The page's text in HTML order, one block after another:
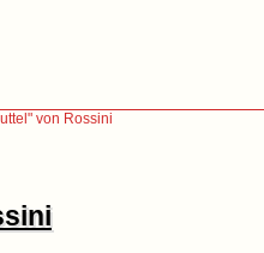
von Rossini